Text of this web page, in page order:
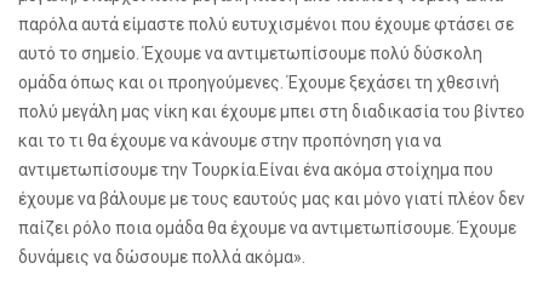
παρόλα αυτά είμαστε πολύ ευτυχισμένοι που έχουμε φτάσει σε
αυτό το σημείο. Έχουμε να αντιμετωπίσουμε πολύ δύσκολη
ομάδα όπως και οι προηγούμενες. Έχουμε ξεχάσει τη χθεσινή
πολύ μεγάλη μας νίκη και έχουμε μπει στη διαδικασία του βίντεο
και το τι θα έχουμε να κάνουμε στην προπόνηση για να
αντιμετωπίσουμε την Τουρκία.Είναι ένα ακόμα στοίχημα που
έχουμε να βάλουμε με τους εαυτούς μας και μόνο γιατί πλέον δεν
παίζει ρόλο ποια ομάδα θα έχουμε να αντιμετωπίσουμε. Έχουμε
δυνάμεις να δώσουμε πολλά ακόμα».